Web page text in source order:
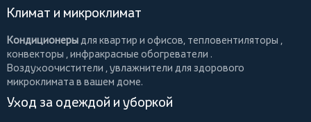
Климат и микроклимат
Кондиционерыдля квартир и офисов, тепловентиляторы ,
конвекторы ,инфракрасные обогреватели .
Воздухоочистители , увлажнители для здорового
микроклимата в вашем доме.
Уход за одеждой и уборкой